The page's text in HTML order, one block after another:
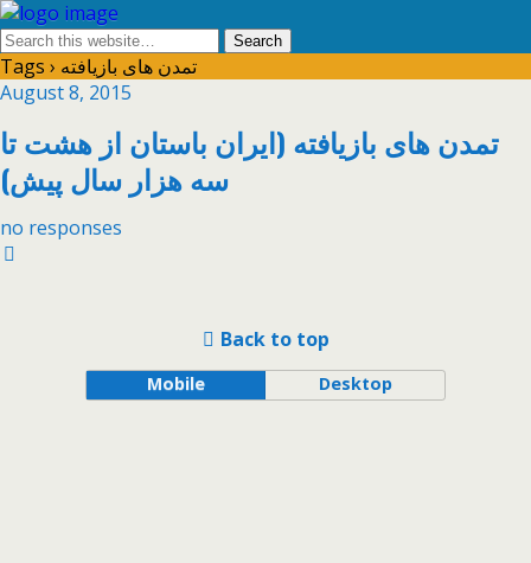
Tags › تمدن های بازیافته
August 8, 2015
تمدن های بازیافته (ایران باستان از هشت تا
سه هزار سال پیش)
no responses
Back to top
Mobile Desktop